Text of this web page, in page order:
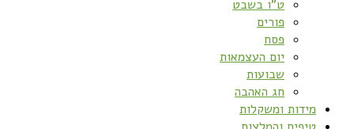
ט”ו בשבט
פורים
פסח
יום העצמאות
שבועות
חג האהבה
מידות ומשקלות